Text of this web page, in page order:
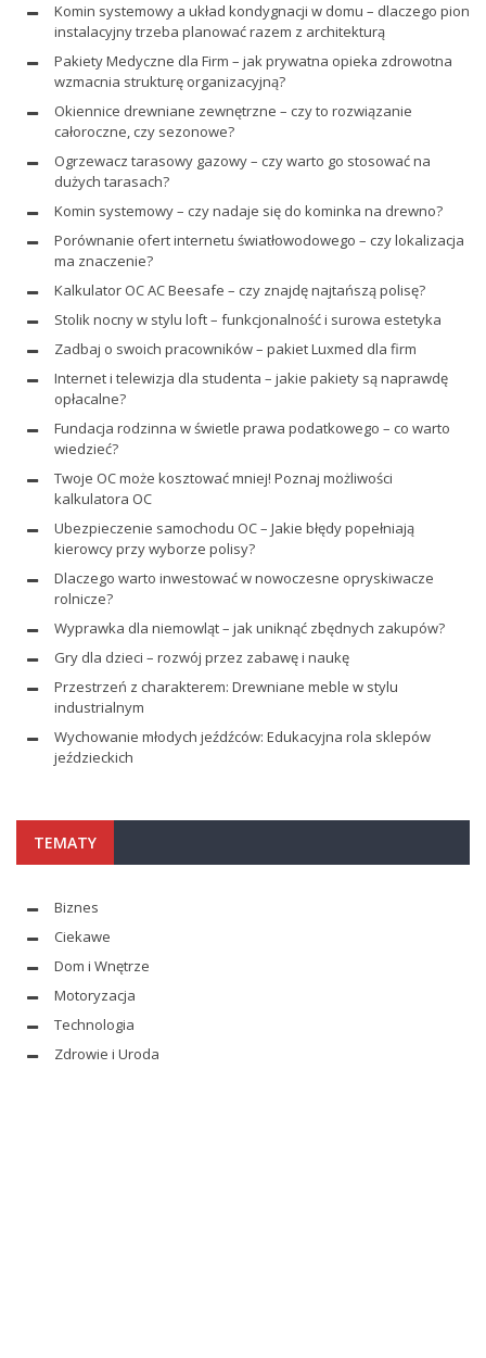
Komin systemowy a układ kondygnacji w domu – dlaczego pion
instalacyjny trzeba planować razem z architekturą
Pakiety Medyczne dla Firm – jak prywatna opieka zdrowotna
wzmacnia strukturę organizacyjną?
Okiennice drewniane zewnętrzne – czy to rozwiązanie
całoroczne, czy sezonowe?
Ogrzewacz tarasowy gazowy – czy warto go stosować na
dużych tarasach?
Komin systemowy – czy nadaje się do kominka na drewno?
Porównanie ofert internetu światłowodowego – czy lokalizacja
ma znaczenie?
Kalkulator OC AC Beesafe – czy znajdę najtańszą polisę?
Stolik nocny w stylu loft – funkcjonalność i surowa estetyka
Zadbaj o swoich pracowników – pakiet Luxmed dla firm
Internet i telewizja dla studenta – jakie pakiety są naprawdę
opłacalne?
Fundacja rodzinna w świetle prawa podatkowego – co warto
wiedzieć?
Twoje OC może kosztować mniej! Poznaj możliwości
kalkulatora OC
Ubezpieczenie samochodu OC – Jakie błędy popełniają
kierowcy przy wyborze polisy?
Dlaczego warto inwestować w nowoczesne opryskiwacze
rolnicze?
Wyprawka dla niemowląt – jak uniknąć zbędnych zakupów?
Gry dla dzieci – rozwój przez zabawę i naukę
Przestrzeń z charakterem: Drewniane meble w stylu
industrialnym
Wychowanie młodych jeźdźców: Edukacyjna rola sklepów
jeździeckich
TEMATY
Biznes
Ciekawe
Dom i Wnętrze
Motoryzacja
Technologia
Zdrowie i Uroda